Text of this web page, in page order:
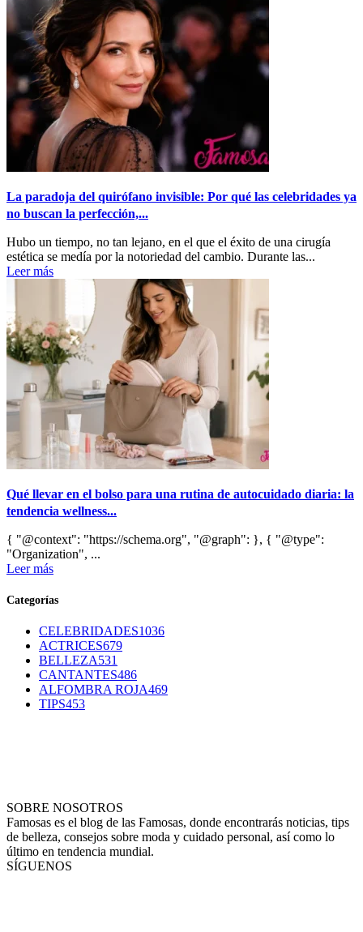
La paradoja del quirófano invisible: Por qué las celebridades ya
no buscan la perfección,...
Hubo un tiempo, no tan lejano, en el que el éxito de una cirugía
estética se medía por la notoriedad del cambio. Durante las...
Leer más
Qué llevar en el bolso para una rutina de autocuidado diaria: la
tendencia wellness...
{ "@context": "https://schema.org", "@graph": }, { "@type":
"Organization", ...
Leer más
Categorías
CELEBRIDADES1036
ACTRICES679
BELLEZA531
CANTANTES486
ALFOMBRA ROJA469
TIPS453
SOBRE NOSOTROS
Famosas es el blog de las Famosas, donde encontrarás noticias, tips
de belleza, consejos sobre moda y cuidado personal, así como lo
último en tendencia mundial.
SÍGUENOS